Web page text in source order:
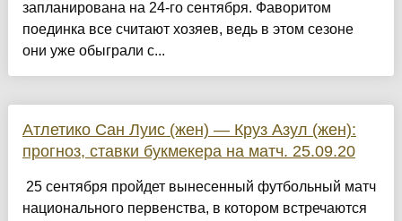
запланирована на 24-го сентября. Фаворитом
поединка все считают хозяев, ведь в этом сезоне
они уже обыграли с...
Атлетико Сан Луис (жен) — Круз Азул (жен):
прогноз, ставки букмекера на матч. 25.09.20
25 сентября пройдет вынесенный футбольный матч
национального первенства, в котором встречаются